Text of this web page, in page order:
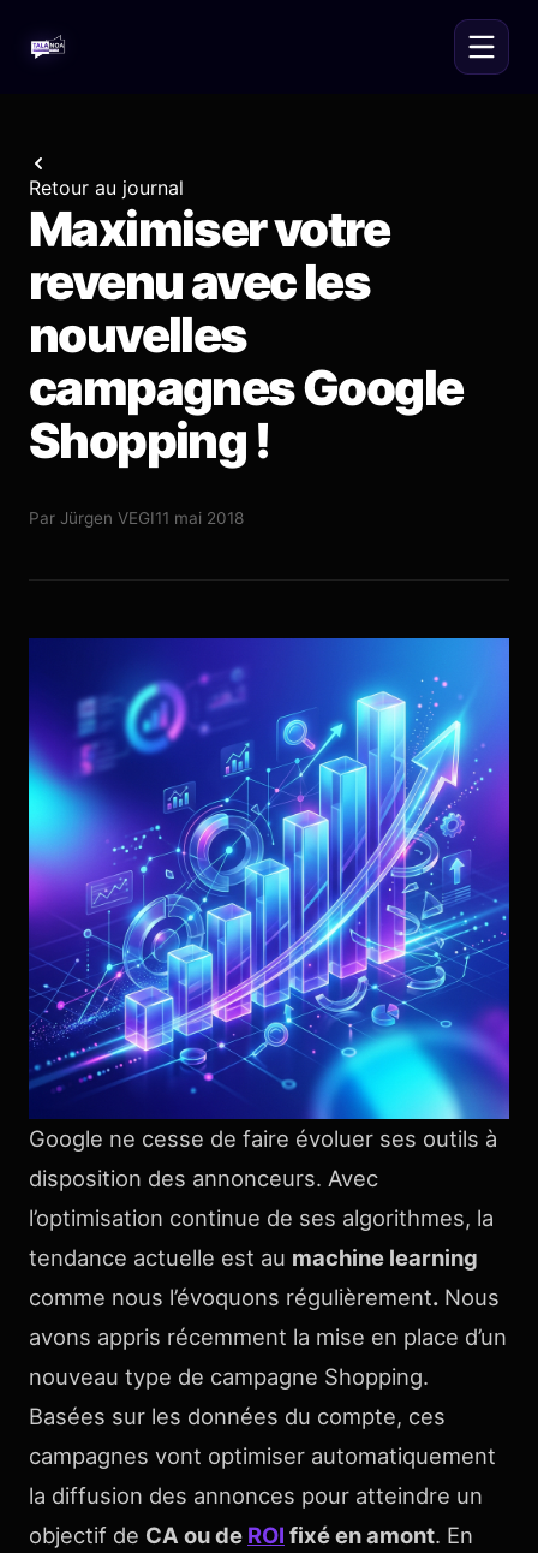
Retour au journal
Maximiser votre
revenu avec les
nouvelles
campagnes Google
Shopping !
Par Jürgen VEGI11 mai 2018
Google ne cesse de faire évoluer ses outils à
disposition des annonceurs. Avec
l’optimisation continue de ses algorithmes, la
tendance actuelle est au machine learning
comme nous l’évoquons régulièrement. Nous
avons appris récemment la mise en place d’un
nouveau type de campagne Shopping.
Basées sur les données du compte, ces
campagnes vont optimiser automatiquement
la diffusion des annonces pour atteindre un
objectif de CA ou de ROI fixé en amont. En